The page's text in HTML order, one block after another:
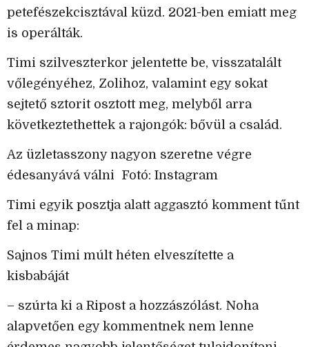
petefészekcisztával küzd. 2021-ben emiatt meg
is operálták.
Timi szilveszterkor jelentette be, visszatalált
vőlegényéhez, Zolihoz, valamint egy sokat
sejtető sztorit osztott meg, melyből arra
következtethettek a rajongók: bővül a család.
Az üzletasszony nagyon szeretne végre
édesanyává válni Fotó: Instagram
Timi egyik posztja alatt aggasztó komment tűnt
fel a minap:
Sajnos Timi múlt héten elveszítette a
kisbabáját
– szúrta ki a Ripost a hozzászólást. Noha
alapvetően egy kommentnek nem lenne